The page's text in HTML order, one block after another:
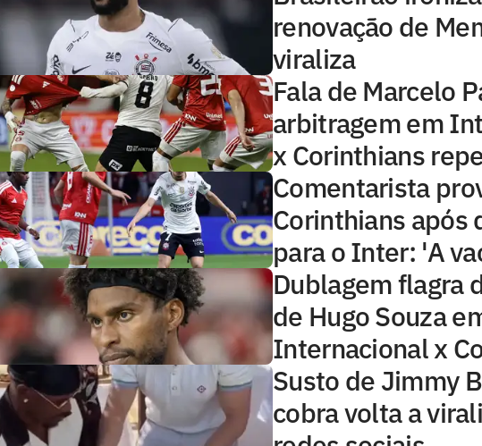
renovação de
viraliza
Fala de Marcelo
arbitragem em
x Corinthians
Comentarista
Corinthians após
para o Inter: 'A
Dublagem flagra
de Hugo Souza
Internacional x
Susto de Jimmy
cobra volta a